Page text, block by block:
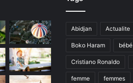
Abidjan Actualite
Boko Haram bébé
Cristiano Ronaldo
femme femmes